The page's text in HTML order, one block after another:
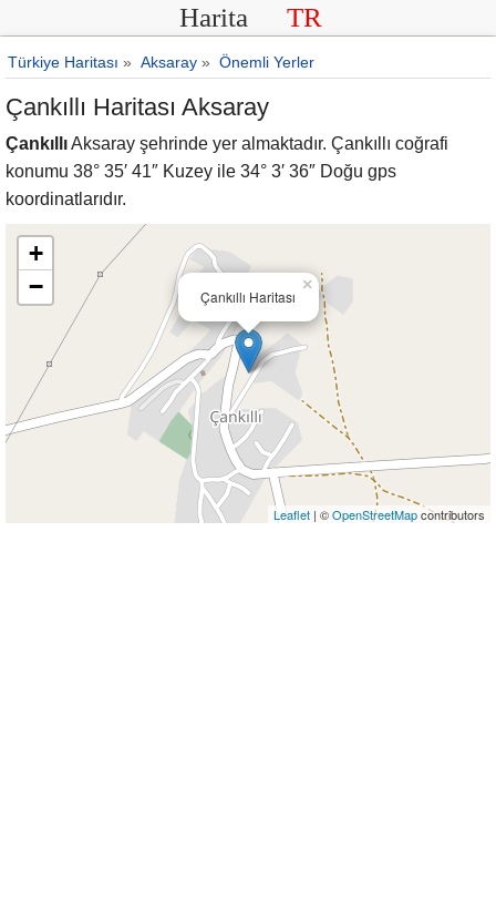
Harita TR
Türkiye Haritası » Aksaray » Önemli Yerler
Çankıllı Haritası Aksaray
ÇankıllıAksaray şehrinde yer almaktadır. Çankıllı coğrafi
konumu 38° 35′ 41″ Kuzey ile 34° 3′ 36″ Doğu gps
koordinatlarıdır.
Çankıllı Haritası
×
+
−
Leaflet | ©OpenStreetMapcontributors